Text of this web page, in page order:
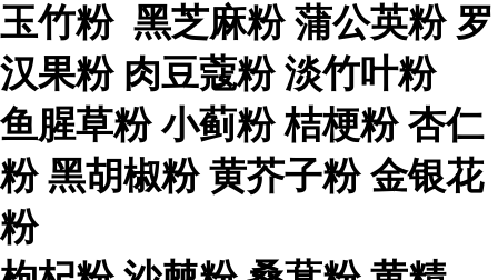
玉竹粉 黑芝麻粉 蒲公英粉 罗
汉果粉 肉豆蔻粉 淡竹叶粉
鱼腥草粉 小蓟粉 桔梗粉 杏仁
粉 黑胡椒粉 黄芥子粉 金银花
粉